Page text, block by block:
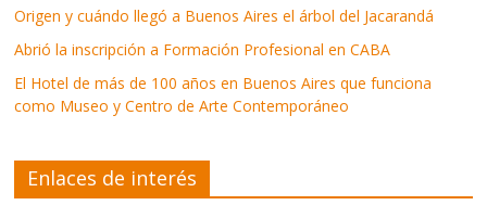
Origen y cuándo llegó a Buenos Aires el árbol del Jacarandá
Abrió la inscripción a Formación Profesional en CABA
El Hotel de más de 100 años en Buenos Aires que funciona
como Museo y Centro de Arte Contemporáneo
Enlaces de interés